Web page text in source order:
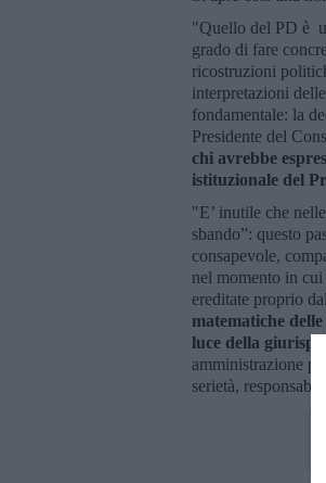
"Quello del PD è
grado di fare
ricostruzioni
interpretazioni
fondamentale: la
Presidente del
chi avrebbe
istituzionale del
"E’ inutile che
sbando”: questo
consapevole,
nel momento in
ereditate proprio
matematiche
luce della
amministrazione
serietà,